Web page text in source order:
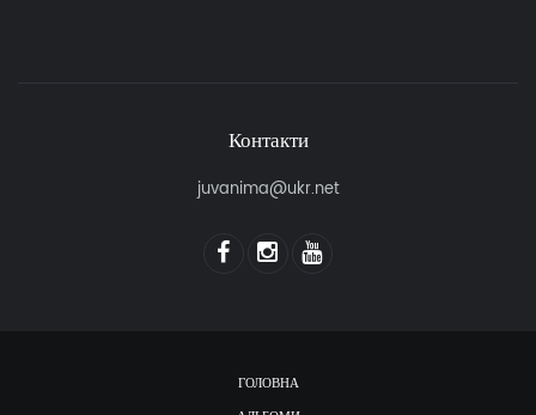
Контакти
juvanima@ukr.net
ГОЛОВНА